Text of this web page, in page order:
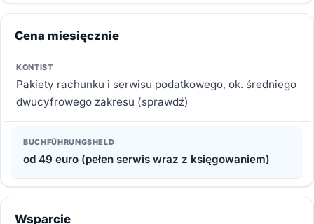
Cena miesięcznie
Pakiety rachunku i serwisu podatkowego, ok. średniego
dwucyfrowego zakresu (sprawdź)
od 49 euro (pełen serwis wraz z księgowaniem)
Wsparcie